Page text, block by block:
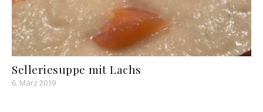
Selleriesuppe mit Lachs
6. März 2019